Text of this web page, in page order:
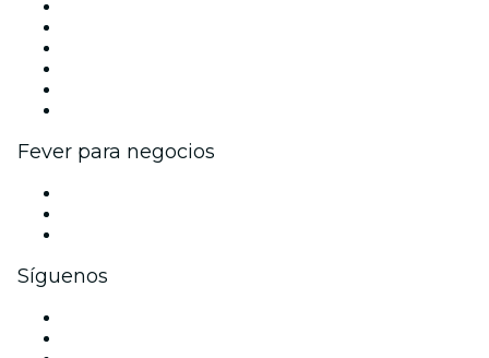
Fever para negocios
Síguenos